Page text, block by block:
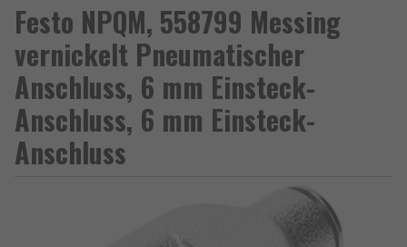
Festo NPQM, 558799 Messing
vernickelt Pneumatischer
Anschluss, 6 mm Einsteck-
Anschluss, 6 mm Einsteck-
Anschluss